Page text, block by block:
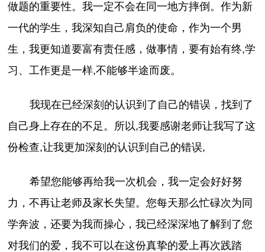
做题的重要性。我一定不会在同一地方摔倒。作为新
一代的学生，我深知自己肩负的使命，作为一个男
生，我更知道要富有责任感，做事情，要有始有终,学
习、工作更是一样,不能够半途而废。
我现在已经深刻的认识到了自己的错误，找到了
自己身上存在的不足。所以,我要感谢老师让我写了这
份检查,让我更加深刻的认识到自己的错误,
希望您能够再给我一次机会，我一定会好好努
力，不再让老师及家长失望。您每天那么忙碌次为同
学奔波，还要为我而操心，我已经深深地了解到了您
对我们的爱，我不可以在这份真挚的爱上再次践踏